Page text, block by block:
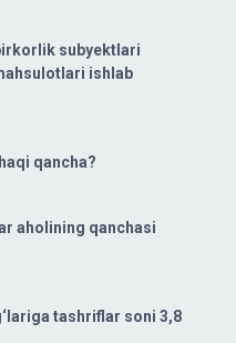
subyektlari
ishlab
qancha?
aholining qanchasi
tashriflar soni 3,8